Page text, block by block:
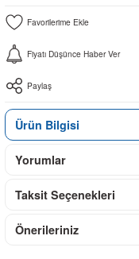
Fiyatı Düşünce Haber Ver
Paylaş
Ürün Bilgisi
Yorumlar
Taksit Seçenekleri
Önerileriniz